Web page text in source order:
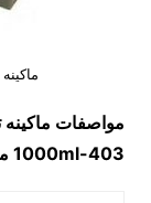
مواصفات ماكينه
403-1000ml